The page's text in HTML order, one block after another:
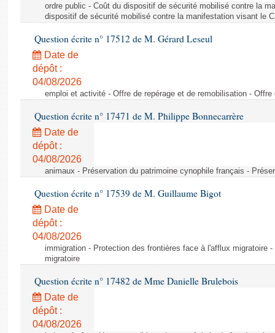
ordre public - Coût du dispositif de sécurité mobilisé contre la
dispositif de sécurité mobilisé contre la manifestation visant le
Question écrite n° 17512 de M. Gérard Leseul
Date de
dépôt :
04/08/2026
emploi et activité - Offre de repérage et de remobilisation -
Question écrite n° 17471 de M. Philippe Bonnecarrère
Date de
dépôt :
04/08/2026
animaux - Préservation du patrimoine cynophile français -
Question écrite n° 17539 de M. Guillaume Bigot
Date de
dépôt :
04/08/2026
immigration - Protection des frontières face à l'afflux migratoire
migratoire
Question écrite n° 17482 de Mme Danielle Brulebois
Date de
dépôt :
04/08/2026